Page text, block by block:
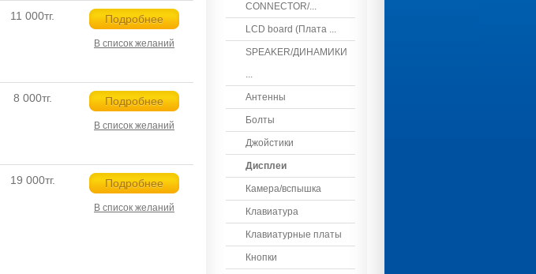
11 000тг. Подробнее
В список желаний
8 000тг. Подробнее
В список желаний
19 000тг. Подробнее
В список желаний
CONNECTOR/...
LCD board (Плата ...
SPEAKER/ДИНАМИКИ
...
Антенны
Болты
Джойстики
Дисплеи
Камера/вспышка
Клавиатура
Клавиатурные платы
Кнопки